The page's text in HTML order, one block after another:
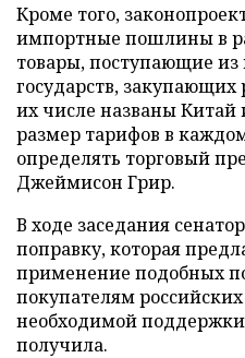
Кроме того,
импортные пошлины в
товары, поступающие
государств, закупающих
их числе названы
размер тарифов в
определять торговый
Джеймисон Грир.
В ходе заседания
поправку, которая
применение подобных
покупателям
необходимой
получила.